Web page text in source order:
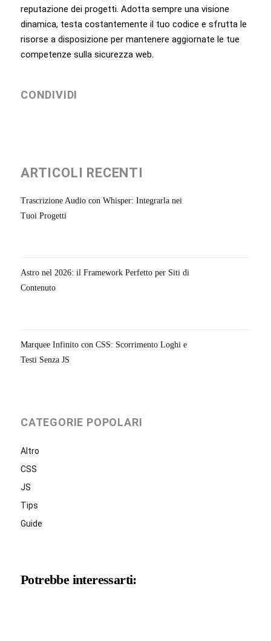
reputazione dei progetti. Adotta sempre una visione
dinamica, testa costantemente il tuo codice e sfrutta le
risorse a disposizione per mantenere aggiornate le tue
competenze sulla sicurezza web.
CONDIVIDI
ARTICOLI RECENTI
Trascrizione Audio con Whisper: Integrarla nei
Tuoi Progetti
Astro nel 2026: il Framework Perfetto per Siti di
Contenuto
Marquee Infinito con CSS: Scorrimento Loghi e
Testi Senza JS
CATEGORIE POPOLARI
Altro
CSS
JS
Tips
Guide
Potrebbe interessarti: